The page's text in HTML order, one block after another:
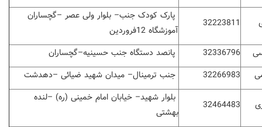
گچساران– بلوار ولی عصر –پارک کودک جنب
آموزشگاه 12فروردین
32223811
گچساران–پانصد دستگاه جنب حسینیه 32336796
دهدشت– میدان شهید ضیائی –جنب ترمینال 32266983
لنده– خیابان امام خمینی (ره) –بلوار شهید
بهشتی
32464483